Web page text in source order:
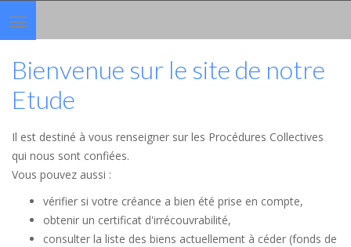
Toggle
navigation
Bienvenue sur le site de notre
Etude
Il est destiné à vous renseigner sur les Procédures Collectives
qui nous sont confiées.
Vous pouvez aussi :
vérifier si votre créance a bien été prise en compte,
obtenir un certificat d'irrécouvrabilité,
consulter la liste des biens actuellement à céder (fonds de